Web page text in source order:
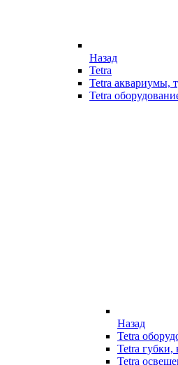
Назад
Tetra
Tetra аквариумы,
Tetra
Назад
Tetra
Tetra губки,
Tetra